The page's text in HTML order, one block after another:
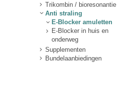
Trikombin / bioresonantie
Anti straling
E-Blocker amuletten
E-Blocker in huis en
onderweg
Supplementen
Bundelaanbiedingen